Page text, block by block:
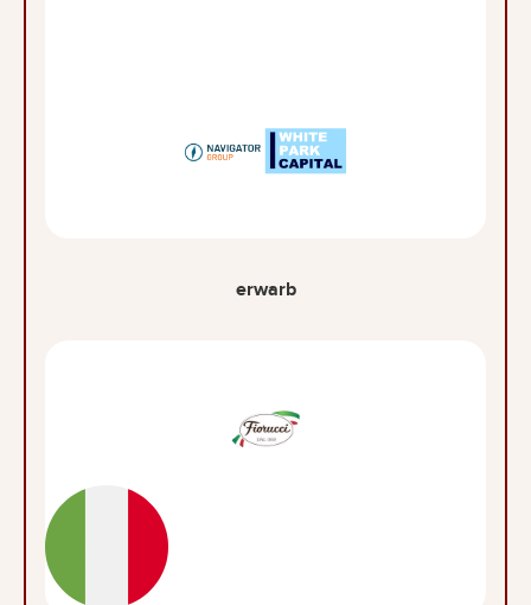
erwarb